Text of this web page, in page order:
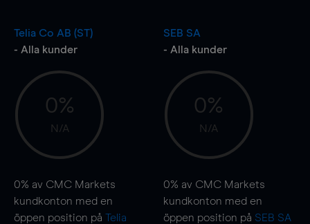
Telia Co AB (ST)
- Alla kunder
0%
N/A
0% av CMC Markets
kundkonton med en
öppen position på Telia
SEB SA
- Alla kunder
0%
N/A
0% av CMC Markets
kundkonton med en
öppen position på SEB SA